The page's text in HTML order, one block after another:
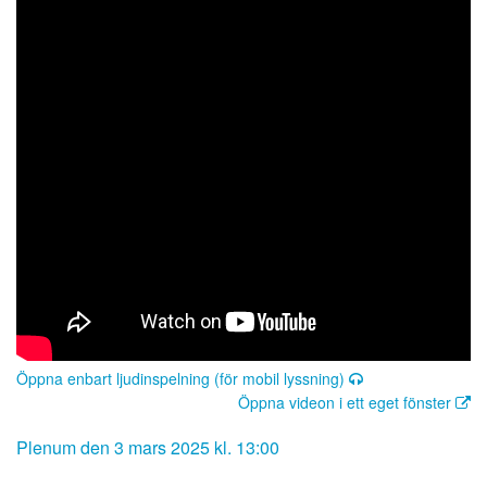
Öppna enbart ljudinspelning (för mobil lyssning)
Öppna videon i ett eget fönster
Plenum den 3 mars 2025 kl. 13:00